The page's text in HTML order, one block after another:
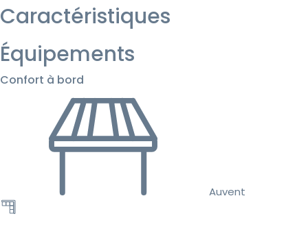
Caractéristiques
Équipements
Confort à bord
Auvent